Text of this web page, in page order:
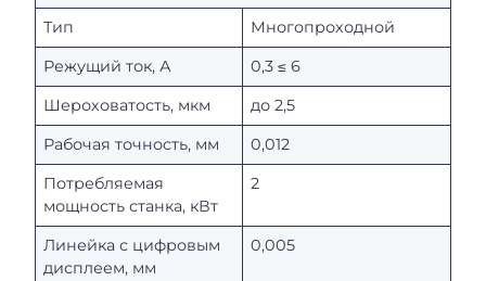
Тип
Многопроходной
Режущий ток, А
0,3 ≤ 6
Шероховатость, мкм
до 2,5
Рабочая точность, мм
0,012
Потребляемая
мощность станка, кВт
2
Линейка с цифровым
дисплеем, мм
0,005